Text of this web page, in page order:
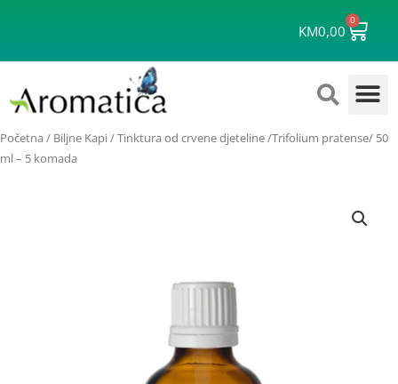
KM0,00
0
Cart
Početna / Biljne Kapi/ Tinktura od crvene djeteline /Trifolium pratense/ 50
ml – 5 komada